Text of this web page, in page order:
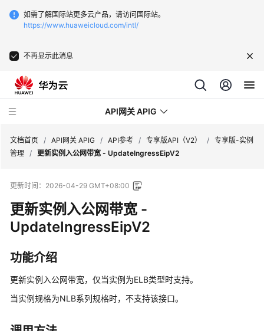
如需了解国际站更多云产品，请访问国际站。
https://www.huaweicloud.com/intl/
不再显示此消息
API网关 APIG
新
动
态
务
告
品
文档首页 / API网关 APIG / API参考 / 专享版API（V2） / 专享版-实例
管理 / 更新实例入公网带宽 - UpdateIngressEipV2
更新时间： 2026-04-29 GMT+08:00
更新实例入公网带宽 -
UpdateIngressEipV2
功能介绍
更新实例入公网带宽，仅当实例为ELB类型时支持。
当实例规格为NLB系列规格时，不支持该接口。